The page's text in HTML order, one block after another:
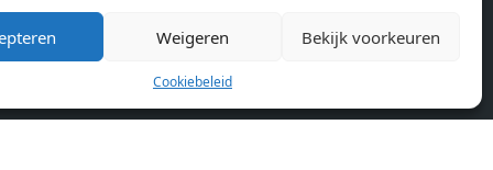
Weigeren Bekijk voorkeuren
Cookiebeleid
EnEV. - Flatscreen TV - Hairdryer -
Heating - Towels and sheets - Iron -
Hygiene utensils - Washing machine
- Oven - Microwave - Refrigerator -
Internet - Working desk Homelike